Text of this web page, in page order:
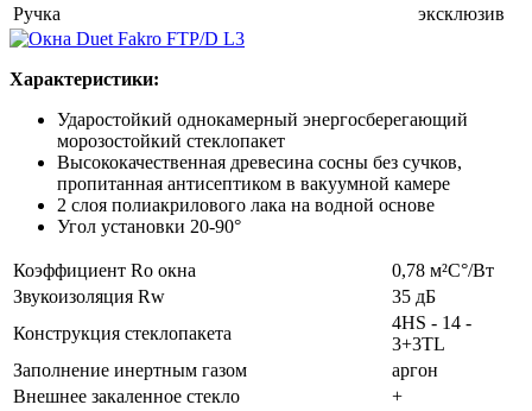
Ручка
эксклюзив
Характеристики:
Ударостойкий однокамерный энергосберегающий
морозостойкий стеклопакет
Высококачественная древесина сосны без сучков,
пропитанная антисептиком в вакуумной камере
2 слоя полиакрилового лака на водной основе
Угол установки 20-90°
Коэффициент Rо окна
0,78 м²С°/Вт
Звукоизоляция Rw
35 дБ
Конструкция стеклопакета
4HS - 14 -
3+3TL
Заполнение инертным газом
аргон
Внешнее закаленное стекло
+